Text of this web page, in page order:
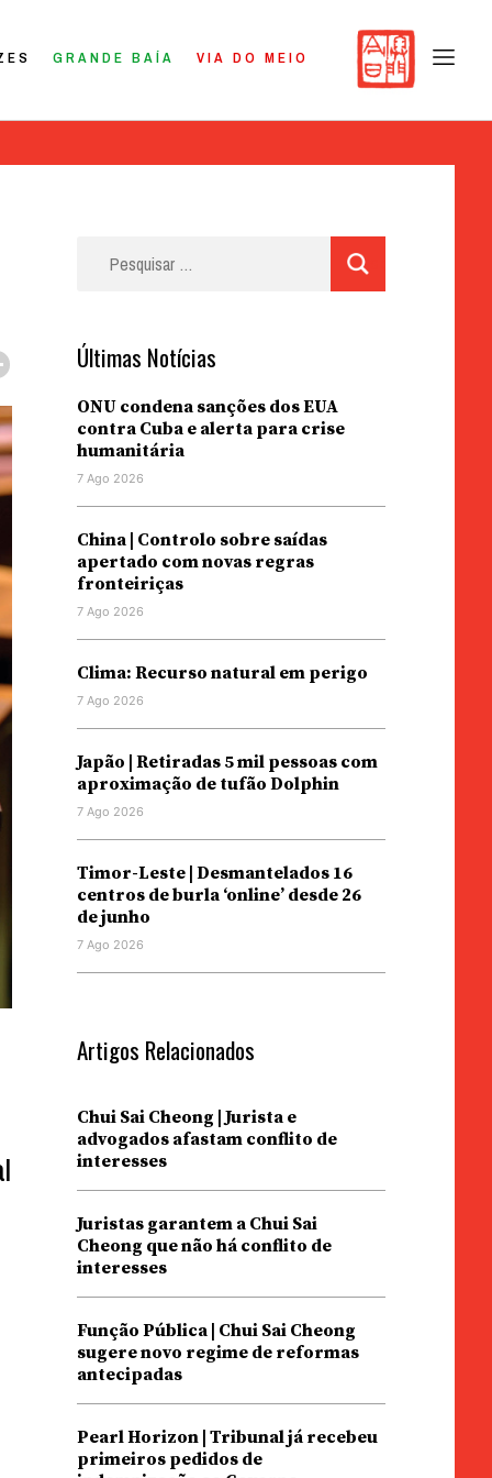
GRANDE BAÍA VIA DO MEIO
Últimas Notícias
ONU condena sanções dos EUA
contra Cuba e alerta para crise
humanitária
7 Ago 2026
China | Controlo sobre saídas
apertado com novas regras
fronteiriças
7 Ago 2026
Clima: Recurso natural em perigo
7 Ago 2026
Japão | Retiradas 5 mil pessoas com
aproximação de tufão Dolphin
7 Ago 2026
Timor-Leste | Desmantelados 16
centros de burla ‘online’ desde 26
de junho
7 Ago 2026
Artigos Relacionados
Chui Sai Cheong | Jurista e
advogados afastam conflito de
interesses
Juristas garantem a Chui Sai
Cheong que não há conflito de
interesses
Função Pública | Chui Sai Cheong
sugere novo regime de reformas
antecipadas
Pearl Horizon | Tribunal já recebeu
primeiros pedidos de